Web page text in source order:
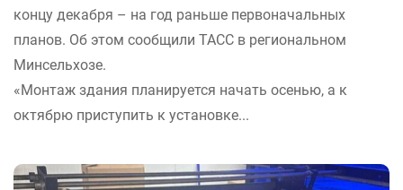
концу декабря – на год раньше первоначальных
планов. Об этом сообщили ТАСС в региональном
Минсельхозе.
«Монтаж здания планируется начать осенью, а к
октябрю приступить к установке...